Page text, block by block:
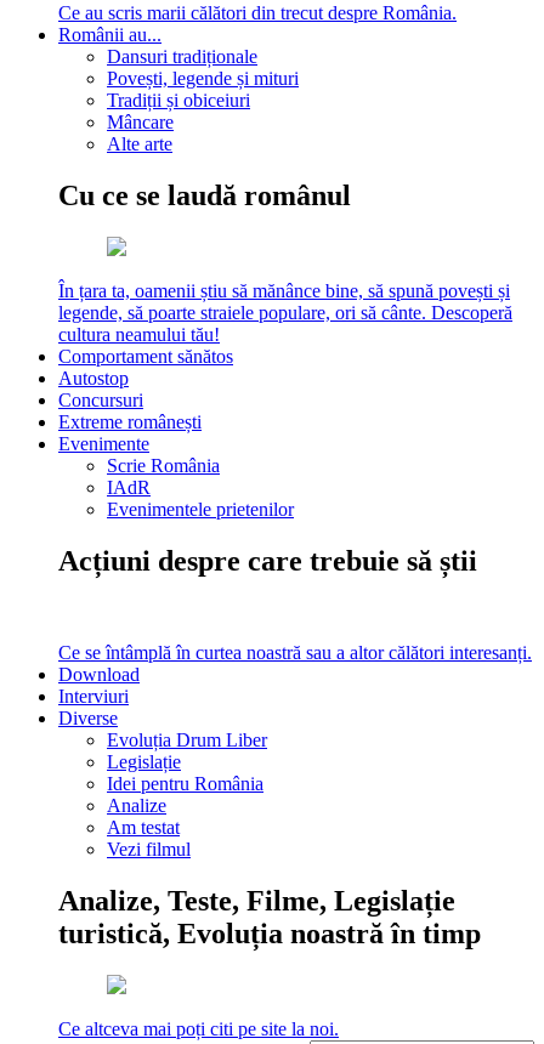
Ce au scris marii călători din trecut despre România.
Românii au...
Dansuri tradiționale
Povești, legende și mituri
Tradiții și obiceiuri
Mâncare
Alte arte
Cu ce se laudă românul
În țara ta, oamenii știu să mănânce bine, să spună povești și
legende, să poarte straiele populare, ori să cânte. Descoperă
cultura neamului tău!
Comportament sănătos
Autostop
Concursuri
Extreme românești
Evenimente
Scrie România
IAdR
Evenimentele prietenilor
Acțiuni despre care trebuie să știi
Ce se întâmplă în curtea noastră sau a altor călători interesanți.
Download
Interviuri
Diverse
Evoluția Drum Liber
Legislație
Idei pentru România
Analize
Am testat
Vezi filmul
Analize, Teste, Filme, Legislație
turistică, Evoluția noastră în timp
Ce altceva mai poți citi pe site la noi.